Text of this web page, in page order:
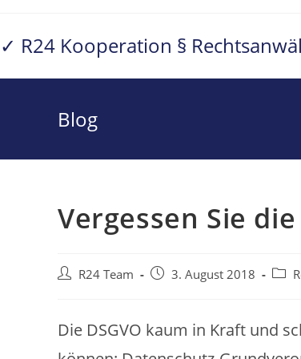
springen
✓ R24 Kooperation §
Blog
Vergessen Sie die
Beitrags-
R24 Team
Beitrag3. August 2018
Die DSGVO kaum in Kraft und